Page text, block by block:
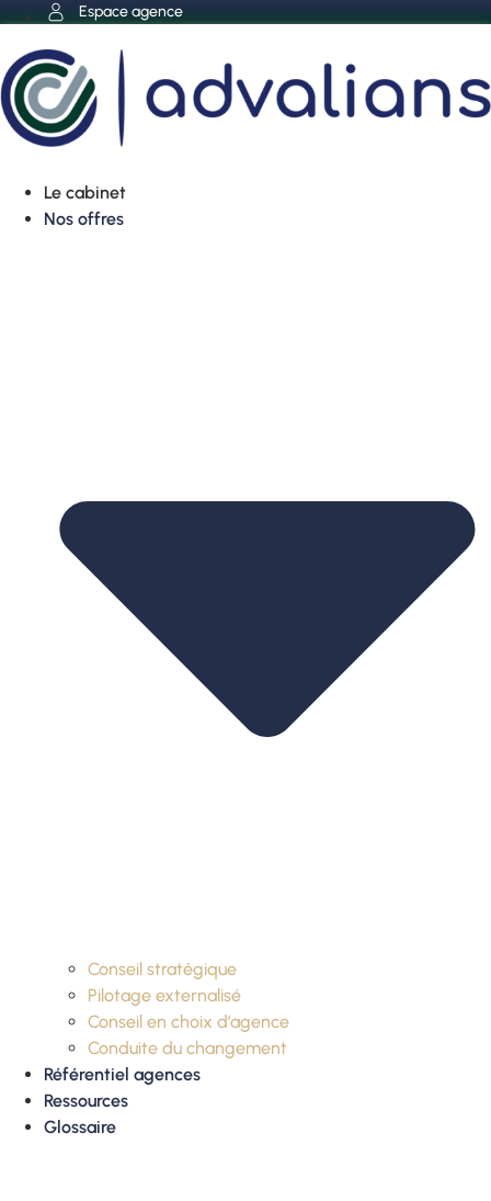
Aller
contenu
Espace agence
Le cabinet
Nos offres
Conseil stratégique
Pilotage externalisé
Conseil en choix d’agence
Conduite du changement
Référentiel agences
Ressources
Glossaire